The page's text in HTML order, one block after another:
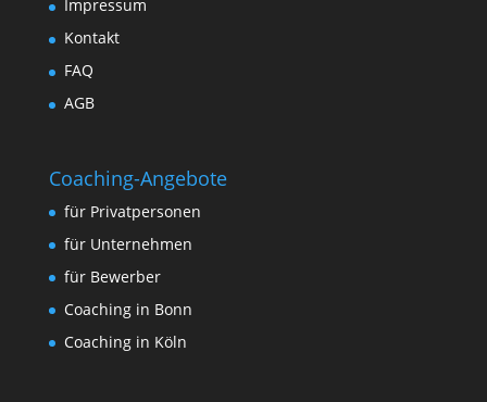
Impressum
Kontakt
FAQ
AGB
Coaching-Angebote
für Privatpersonen
für Unternehmen
für Bewerber
Coaching in Bonn
Coaching in Köln